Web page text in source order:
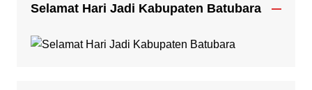
Selamat Hari Jadi Kabupaten Batubara